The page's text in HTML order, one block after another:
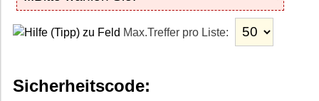
Max.Treffer pro Liste:
Sicherheitscode: